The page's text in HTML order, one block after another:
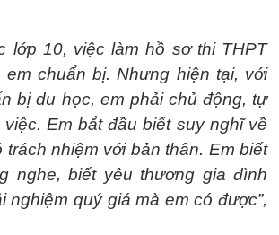
lớp 10, việc làm hồ sơ thi THPT
chuẩn bị. Nhưng hiện tại, với
bị du học, em phải chủ động, tự
Em bắt đầu biết suy nghĩ về
trách nhiệm với bản thân. Em biết
nghe, biết yêu thương gia đình
nghiệm quý giá mà em có được”,